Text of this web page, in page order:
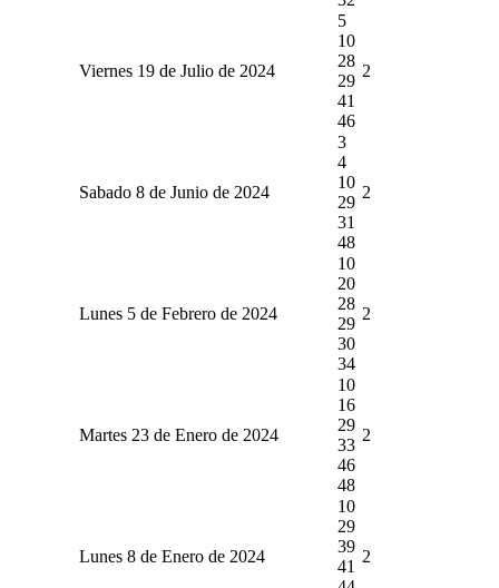
Viernes 19 de Julio de 2024
5
10
28
29
41
46
2
Sabado 8 de Junio de 2024
3
4
10
29
31
48
2
Lunes 5 de Febrero de 2024
10
20
28
29
30
34
2
Martes 23 de Enero de 2024
10
16
29
33
46
48
2
Lunes 8 de Enero de 2024
10
29
39
41
2